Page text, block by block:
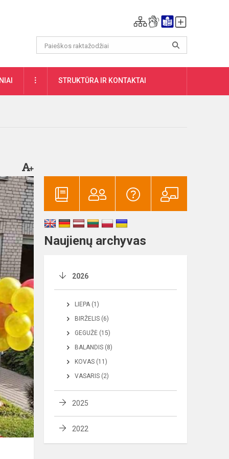
DAUGIAUSTRUKTŪRA IR KONTAKTAI
Naujienų archyvas
2026
LIEPA (1)
BIRŽELIS (6)
GEGUŽĖ (15)
BALANDIS (8)
KOVAS (11)
VASARIS (2)
2025
2022